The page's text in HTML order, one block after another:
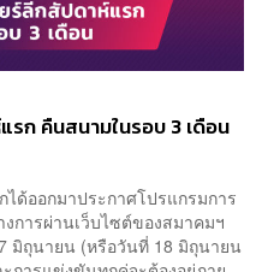
รก คืนสนามในรอบ 3 เดือน
ด้ออกมาประกาศโปรแกรมการ
การผ่านเว็บไซต์ของสมาคมฯ
มิถุนายน (หรือวันที่ 18 มิถุนายน